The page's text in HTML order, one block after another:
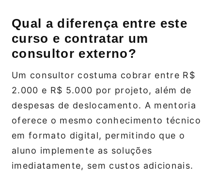
Qual a diferença entre este
curso e contratar um
consultor externo?
Um consultor costuma cobrar entre R$
2.000 e R$ 5.000 por projeto, além de
despesas de deslocamento. A mentoria
oferece o mesmo conhecimento técnico
em formato digital, permitindo que o
aluno implemente as soluções
imediatamente, sem custos adicionais.